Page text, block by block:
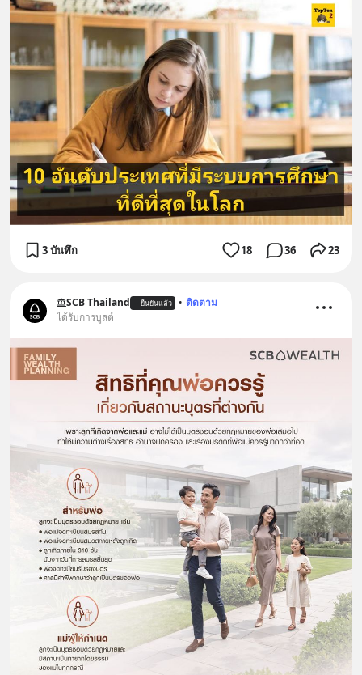
3 บันทึก 18 36 23
SCB Thailand ยืนยันแล้ว • ติดตาม
ได้รับการบูสต์